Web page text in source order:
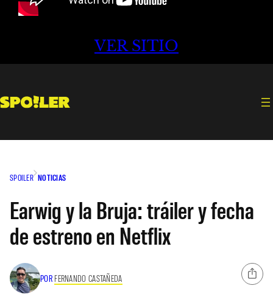
VER SITIO
SPOILER NOTICIAS
Earwig y la Bruja: tráiler y fecha
de estreno en Netflix
POR FERNANDO CASTAÑEDA